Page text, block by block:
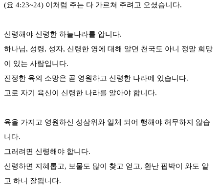
(요 4:23~24) 이처럼 주는 다 가르쳐 주려고 오셨습니다.
신령해야 신령한 하늘나라를 압니다.
하나님, 성령, 성자, 신령한 영에 대해 알면 천국도 아니 정말 희망
이 있는 사람입니다.
진정한 육의 소망은 곧 영원하고 신령한 나라에 있습니다.
고로 자기 육신이 신령한 나라를 알아야 합니다.
육을 가지고 영원하신 성삼위와 일체 되어 행해야 허무하지 않습
니다.
그러려면 신령해야 합니다.
신령하면 지혜롭고, 보물도 많이 찾고 얻고, 환난 핍박이 와도 알
고 하니 잘됩니다.